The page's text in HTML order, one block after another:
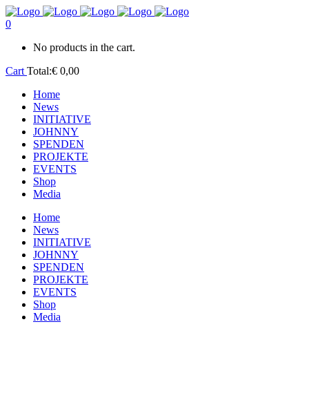
0
No products in the cart.
Cart Total:€ 0,00
Home
News
INITIATIVE
JOHNNY
SPENDEN
PROJEKTE
EVENTS
Shop
Media
Home
News
INITIATIVE
JOHNNY
SPENDEN
PROJEKTE
EVENTS
Shop
Media